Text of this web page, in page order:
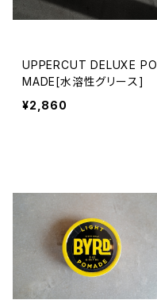
UPPERCUT DELUXE PO
MADE[水溶性グリース]
¥2,860